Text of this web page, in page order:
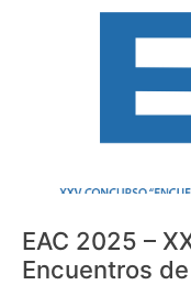
EAC 2025 –
Encuentros